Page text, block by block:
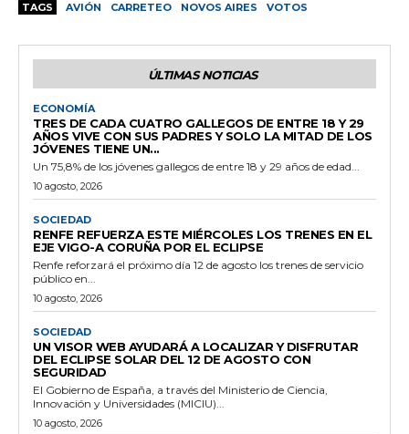
TAGS AVIÓN CARRETEO NOVOS AIRES VOTOS
ÚLTIMAS NOTICIAS
ECONOMÍA
TRES DE CADA CUATRO GALLEGOS DE ENTRE 18 Y 29
AÑOS VIVE CON SUS PADRES Y SOLO LA MITAD DE LOS
JÓVENES TIENE UN...
Un 75,8% de los jóvenes gallegos de entre 18 y 29 años de edad...
10 agosto, 2026
SOCIEDAD
RENFE REFUERZA ESTE MIÉRCOLES LOS TRENES EN EL
EJE VIGO-A CORUÑA POR EL ECLIPSE
Renfe reforzará el próximo día 12 de agosto los trenes de servicio
público en...
10 agosto, 2026
SOCIEDAD
UN VISOR WEB AYUDARÁ A LOCALIZAR Y DISFRUTAR
DEL ECLIPSE SOLAR DEL 12 DE AGOSTO CON
SEGURIDAD
El Gobierno de España, a través del Ministerio de Ciencia,
Innovación y Universidades (MICIU)...
10 agosto, 2026